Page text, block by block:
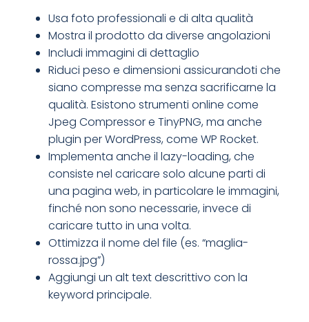
Usa foto professionali e di alta qualità
Mostra il prodotto da diverse angolazioni
Includi immagini di dettaglio
Riduci peso e dimensioni assicurandoti che
siano compresse ma senza sacrificarne la
qualità. Esistono strumenti online come
Jpeg Compressor e TinyPNG, ma anche
plugin per WordPress, come WP Rocket.
Implementa anche il lazy-loading, che
consiste nel caricare solo alcune parti di
una pagina web, in particolare le immagini,
finché non sono necessarie, invece di
caricare tutto in una volta.
Ottimizza il nome del file (es. “maglia-
rossa.jpg”)
Aggiungi un alt text descrittivo con la
keyword principale.